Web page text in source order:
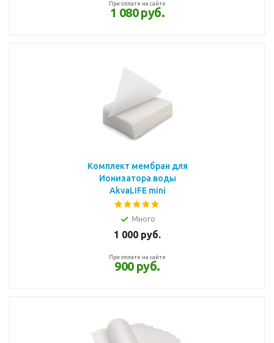
При оплате на сайте
1 080 руб.
Комплект мембран для
Ионизатора воды
AkvaLIFE mini
Много
1 000 руб.
При оплате на сайте
900 руб.